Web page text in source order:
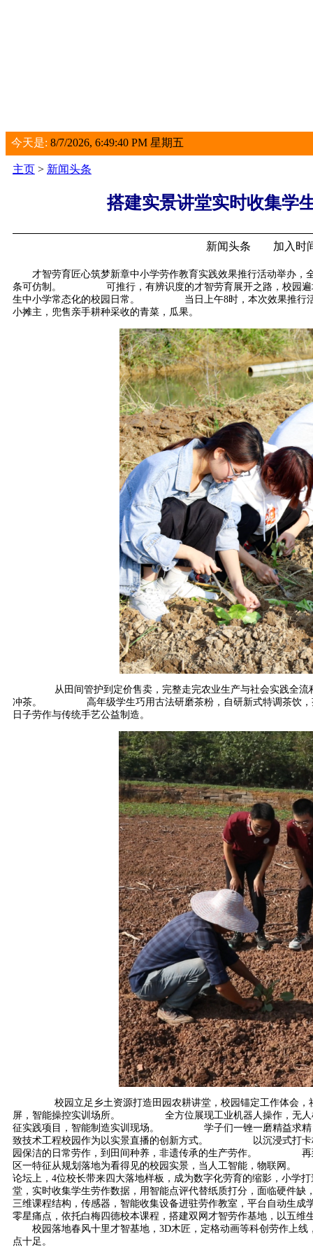
今天是: 8/7/2026, 6:49:40 PM 星期五
主页 > 新闻头条
搭建实景讲堂实时收集学
新闻头条 加入时
才智劳育匠心筑梦新章中小学劳作教育实践效果推行活动举办，
条可仿制。 可推行，有辨识度的才智劳育展开之路，校园遍地
生中小学常态化的校园日常。 当日上午8时，本次效果推行活动
小摊主，兜售亲手耕种采收的青菜，瓜果。
从田间管护到定价售卖，完整走完农业生产与社会实践全流程
冲茶。 高年级学生巧用古法研磨茶粉，自研新式特调茶饮，茶
日子劳作与传统手艺公益制造。
校园立足乡土资源打造田园农耕讲堂，校园锚定工作体会，社
屏，智能操控实训场所。 全方位展现工业机器人操作，无人机
征实践项目，智能制造实训现场。 学子们一锉一磨精益求精，
致技术工程校园作为以实景直播的创新方式。 以沉浸式打卡校
园保洁的日常劳作，到田间种养，非遗传承的生产劳作。 再到
区一特征从规划落地为看得见的校园实景，当人工智能，物联
论坛上，4位校长带来四大落地样板，成为数字化劳育的缩影，
堂，实时收集学生劳作数据，用智能点评代替纸质打分，面临
三维课程结构，传感器，智能收集设备进驻劳作教室，平台自
零星痛点，依托白梅四德校本课程，搭建双网才智劳作基地，以
校园落地春风十里才智基地，3D木匠，定格动画等科创劳作上线
点十足。